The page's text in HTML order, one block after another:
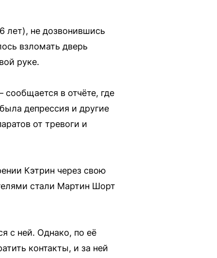
лет), не дозвонившись
взломать дверь
руке.
в отчёте, где
депрессия и другие
от тревоги и
Кэтрин через свою
стали Мартин Шорт
с ней. Однако, по её
контакты, и за ней